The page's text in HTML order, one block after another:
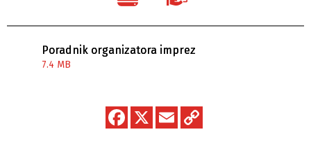
Poradnik organizatora imprez
7.4 MB